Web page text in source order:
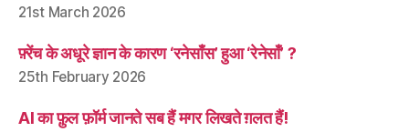
21st March 2026
फ़्रेंच के अधूरे ज्ञान के कारण ‘रनेसाँस’ हुआ ‘रेनेसाँ’ ?
25th February 2026
AI का फ़ुल फ़ॉर्म जानते सब हैं मगर लिखते ग़लत हैं!